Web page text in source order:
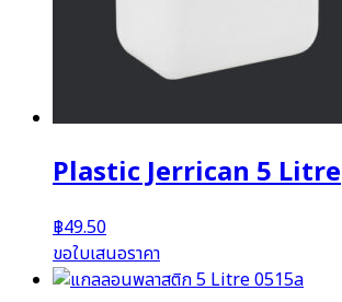
Plastic Jerrican 5 Litre
฿49.50
ขอใบเสนอราคา